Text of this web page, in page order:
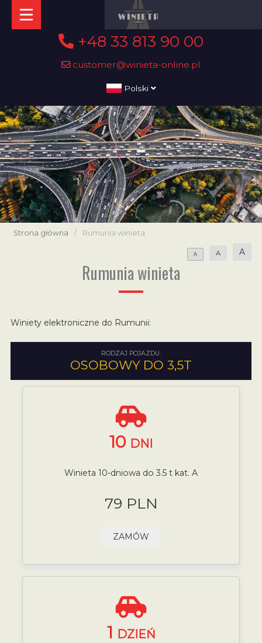
+48 33 813 90 00
customer@winieta-online.pl
Polski
Strona główna / Rumunia winieta
A A A
Rumunia winieta
Winiety elektroniczne do Rumunii:
RODZAJ POJAZDU:
OSOBOWY DO 3,5T
10 DNI
Winieta 10-dniowa do 3.5 t kat. A
79 PLN
ZAMÓW
1 DZIEŃ